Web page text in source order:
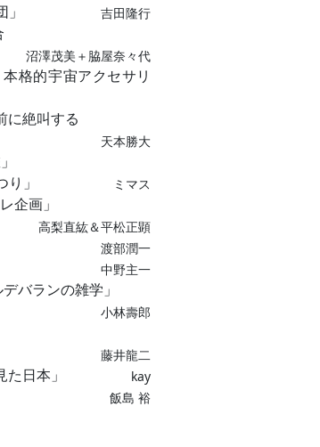
吉田隆行
沼澤茂美＋脇屋奈々代
格的宇宙アクセサリ
に絶叫する
天本勝大
」
ミマス
企画」
高梨直紘＆平松正顕
渡部潤一
中野主一
バランの雑学」
小林壽郎
藤井龍二
日本」 kay
飯島 裕